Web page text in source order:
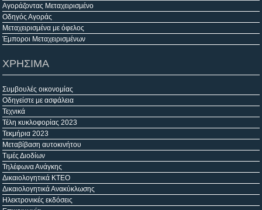
Αγοράζοντας Μεταχειρισμένο
Οδηγός Αγοράς
Μεταχειρισμένα με όφελος
Έμποροι Μεταχειρισμένων
ΧΡΗΣΙΜΑ
Συμβουλές οικονομίας
Οδηγείστε με ασφάλεια
Τεχνικά
Τέλη κυκλοφορίας 2023
Τεκμήρια 2023
Μεταβίβαση αυτοκινήτου
Τιμές Διοδίων
Τηλέφωνα Ανάγκης
Δικαιολογητικά ΚΤΕΟ
Δικαιολογητικά Ανακύκλωσης
Ηλεκτρονικές εκδόσεις